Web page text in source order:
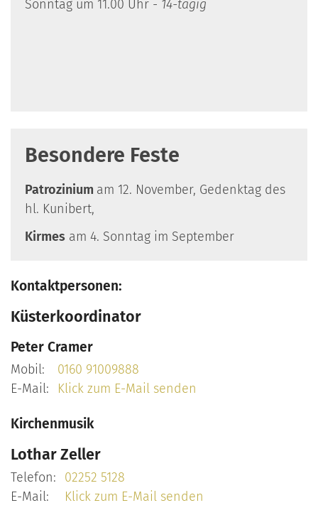
Sonntag um 11.00 Uhr - 14-tägig
Besondere Feste
Patrozinium am 12. November, Gedenktag des
hl. Kunibert,
Kirmes am 4. Sonntag im September
Kontaktpersonen:
Küsterkoordinator
Peter Cramer
Mobil:
0160 91009888
E-Mail:
Klick zum E-Mail senden
Kirchenmusik
LotharZeller
Telefon:
02252 5128
E-Mail:
Klick zum E-Mail senden